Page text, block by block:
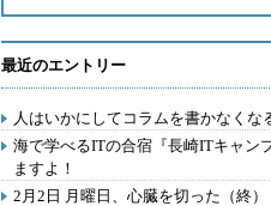
最近のエントリー
人はいかにしてコラムを書かなくな
海で学べるITの合宿『長崎ITキャン
ますよ！
2月2日 月曜日、心臓を切った（終）